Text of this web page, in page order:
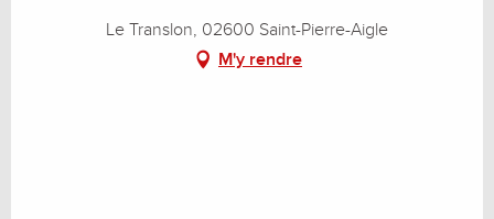
Le Translon, 02600 Saint-Pierre-Aigle
M'y rendre